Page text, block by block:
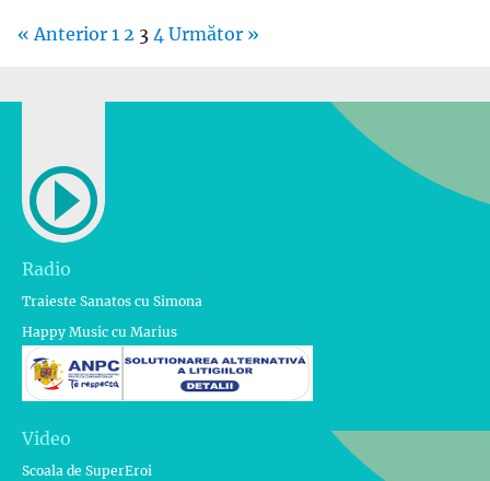
« Anterior 1 2 3 4 Următor »
Radio
Traieste Sanatos cu Simona
Happy Music cu Marius
Video
Scoala de SuperEroi